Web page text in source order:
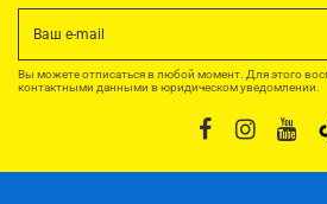
Вы можете отписаться в любой момент. Для этого
контактными данными в юридическом уведомлении.